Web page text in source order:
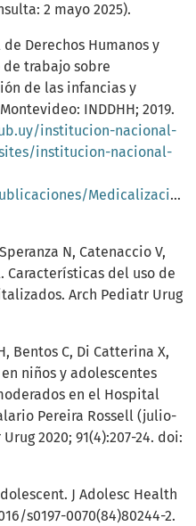
2 mayo 2025).
Derechos Humanos y
de trabajo sobre
de las infancias y
INDDHH; 2019.
institucion-nacional-
institucion-nacional-
N, Catenaccio V,
Características del uso de
Arch Pediatr Urug
Bentos C, Di Catterina X,
niños y adolescentes
en el Hospital
Pereira Rossell (julio-
2020; 91(4):207-24. doi:
J Adolesc Health
s0197-0070(84)80244-2.